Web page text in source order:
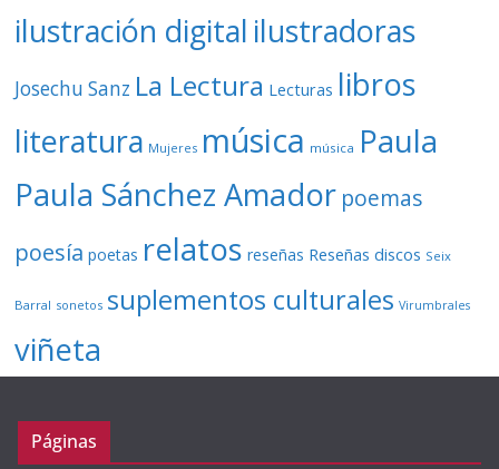
ilustración digital ilustradoras
Josechu Sanz La Lectura Lecturas libros
literatura Mujeres música música Paula
Paula Sánchez Amador poemas
poesía poetas relatos reseñas Reseñas discos Seix
Barral sonetos suplementos culturales Virumbrales
viñeta
Páginas